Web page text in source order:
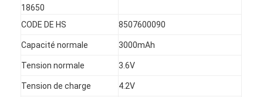
18650
CODE DE HS 8507600090
Capacité normale 3000mAh
Tension normale 3.6V
Tension de charge 4.2V